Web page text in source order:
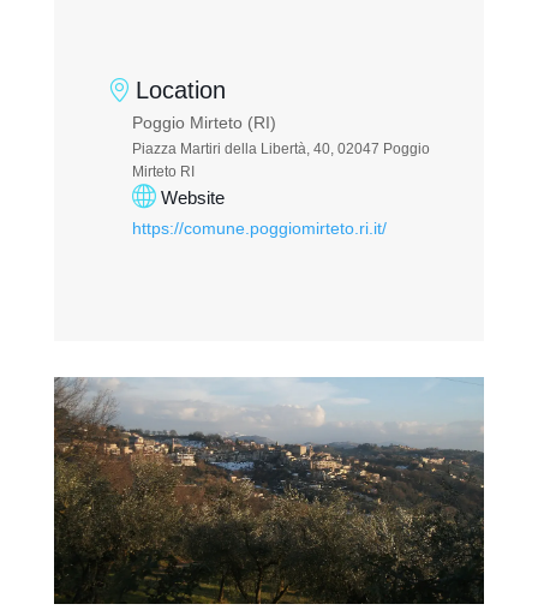
Location
Poggio Mirteto (RI)
Piazza Martiri della Libertà, 40, 02047 Poggio
Mirteto RI
Website
https://comune.poggiomirteto.ri.it/